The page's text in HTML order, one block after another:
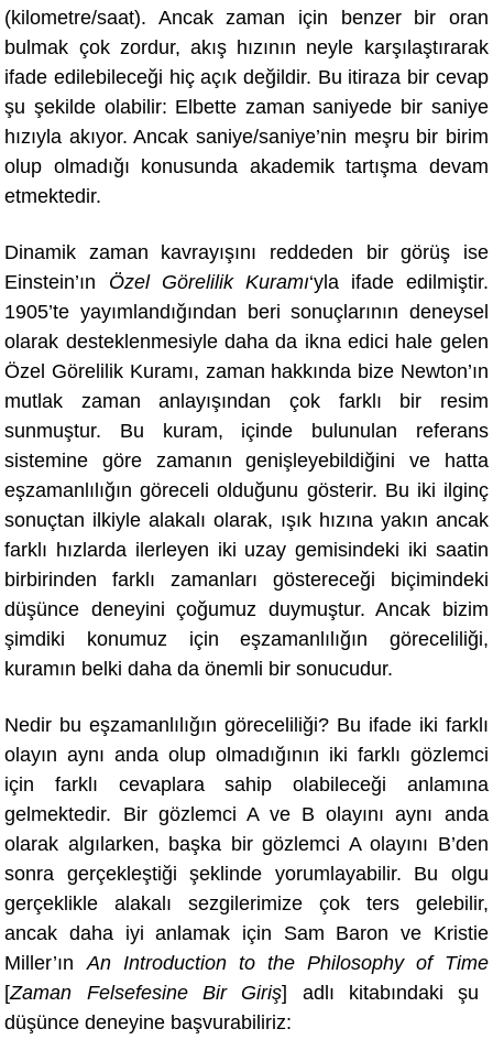
(kilometre/saat). Ancak zaman için benzer bir oran
bulmak çok zordur, akış hızının neyle karşılaştırarak
ifade edilebileceği hiç açık değildir. Bu itiraza bir cevap
şu şekilde olabilir: Elbette zaman saniyede bir saniye
hızıyla akıyor. Ancak saniye/saniye’nin meşru bir birim
olup olmadığı konusunda akademik tartışma devam
etmektedir.
Dinamik zaman kavrayışını reddeden bir görüş ise
Einstein’ın Özel Görelilik Kuramı‘yla ifade edilmiştir.
1905’te yayımlandığından beri sonuçlarının deneysel
olarak desteklenmesiyle daha da ikna edici hale gelen
Özel Görelilik Kuramı, zaman hakkında bize Newton’ın
mutlak zaman anlayışından çok farklı bir resim
sunmuştur. Bu kuram, içinde bulunulan referans
sistemine göre zamanın genişleyebildiğini ve hatta
eşzamanlılığın göreceli olduğunu gösterir. Bu iki ilginç
sonuçtan ilkiyle alakalı olarak, ışık hızına yakın ancak
farklı hızlarda ilerleyen iki uzay gemisindeki iki saatin
birbirinden farklı zamanları göstereceği biçimindeki
düşünce deneyini çoğumuz duymuştur. Ancak bizim
şimdiki konumuz için eşzamanlılığın göreceliliği,
kuramın belki daha da önemli bir sonucudur.
Nedir bu eşzamanlılığın göreceliliği? Bu ifade iki farklı
olayın aynı anda olup olmadığının iki farklı gözlemci
için farklı cevaplara sahip olabileceği anlamına
gelmektedir. Bir gözlemci A ve B olayını aynı anda
olarak algılarken, başka bir gözlemci A olayını B’den
sonra gerçekleştiği şeklinde yorumlayabilir. Bu olgu
gerçeklikle alakalı sezgilerimize çok ters gelebilir,
ancak daha iyi anlamak için Sam Baron ve Kristie
Miller’ınAn Introduction to the Philosophy of Time
[Zaman Felsefesine Bir Giriş] adlı kitabındaki şu
düşünce deneyine başvurabiliriz: